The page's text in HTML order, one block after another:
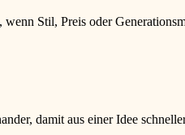
Stil, Preis oder
damit aus einer Idee